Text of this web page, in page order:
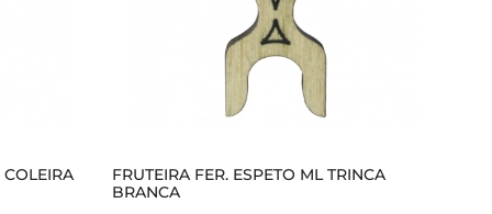
COLEIRA
FRUTEIRA FER. ESPETO ML TRINCA
BRANCA